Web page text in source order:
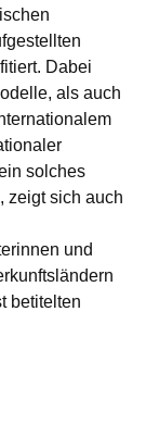
Dabei
als auch
solches
zeigt sich auch
und
betitelten